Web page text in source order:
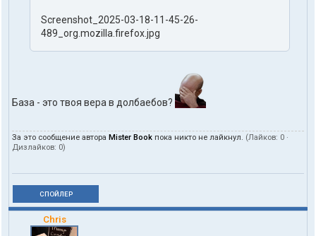
Screenshot_2025-03-18-11-45-26-
489_org.mozilla.firefox.jpg
База - это твоя вера в долбаебов?
За это сообщение автора Mister Book пока никто не лайкнул. (Лайков: 0 ·
Дизлайков: 0)
СПОЙЛЕР
Chris